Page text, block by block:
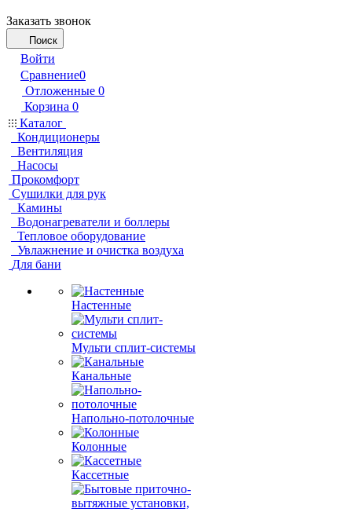
Заказать звонок
Поиск
Войти
Сравнение0
Отложенные 0
Корзина 0
Каталог
Кондиционеры
Вентиляция
Насосы
Прокомфорт
Сушилки для рук
Камины
Водонагреватели и боллеры
Тепловое оборудование
Увлажнение и очистка воздуха
Для бани
Настенные
Мульти сплит-системы
Канальные
Напольно-потолочные
Колонные
Кассетные